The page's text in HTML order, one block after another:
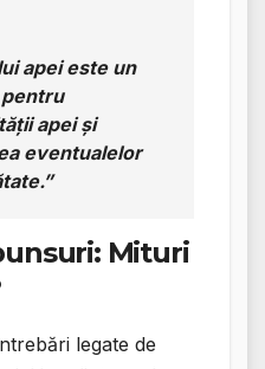
apei este un
apei și
eventualelor
Mituri
legate de